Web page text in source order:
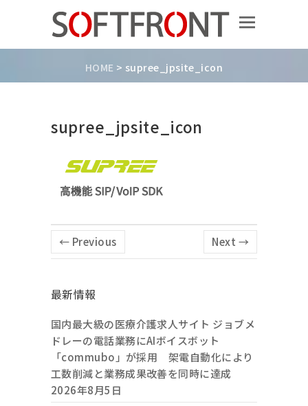
HOME > supree_jpsite_icon
supree_jpsite_icon
← Previous Next →
最新情報
国内最大級の医療介護求人サイト ジョブメ
ドレーの電話業務にAIボイスボット
「commubo」が採用 架電自動化により
工数削減と業務成果改善を同時に達成
2026年8月5日